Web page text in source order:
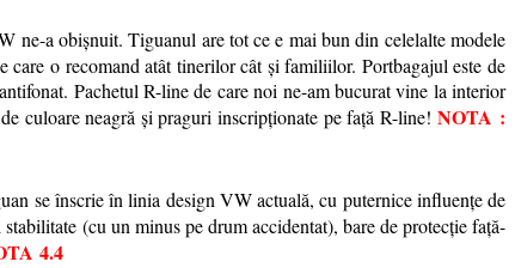
ne-a obișnuit. Tiguanul are tot ce e mai bun din celelalte modele
o recomand atât tinerilor cât și familiilor. Portbagajul este de
Pachetul R-line de care noi ne-am bucurat vine la interior
culoare neagră și praguri inscripționate pe față R-line!NOTA :
se înscrie în linia design VW actuală, cu puternice influențe de
(cu un minus pe drum accidentat), bare de protecție față-
4.4